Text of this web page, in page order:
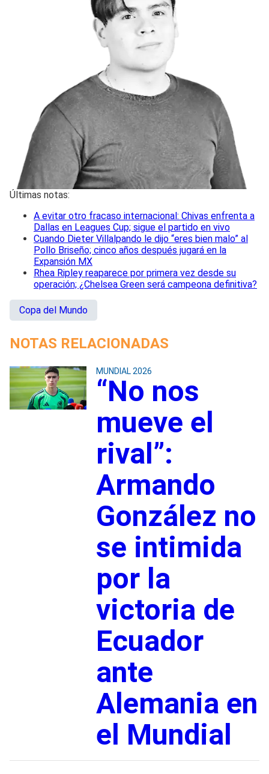
Últimas notas:
A evitar otro fracaso internacional: Chivas enfrenta a
Dallas en Leagues Cup; sigue el partido en vivo
Cuando Dieter Villalpando le dijo “eres bien malo” al
Pollo Briseño; cinco años después jugará en la
Expansión MX
Rhea Ripley reaparece por primera vez desde su
operación; ¿Chelsea Green será campeona definitiva?
Copa del Mundo
NOTAS RELACIONADAS
MUNDIAL 2026
“No nos
mueve el
rival”:
Armando
González no
se intimida
por la
victoria de
Ecuador
ante
Alemania en
el Mundial